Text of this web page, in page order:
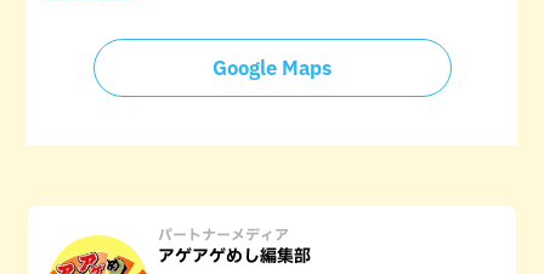
Google Maps
パートナーメディア
アゲアゲめし編集部